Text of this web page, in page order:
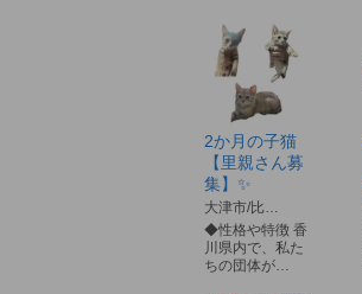
2か月の子猫
【里親さん募
集】✨
大津市/比…
◆性格や特徴 香
川県内で、私た
ちの団体が…